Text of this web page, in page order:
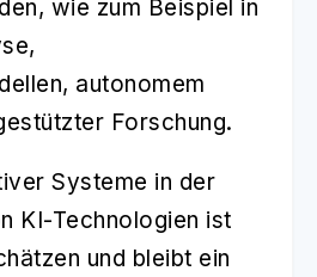
wie zum Beispiel in
autonomem
Forschung.
Systeme in der
KI-Technologien ist
und bleibt ein